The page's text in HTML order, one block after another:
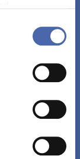
altid trække
i
af den